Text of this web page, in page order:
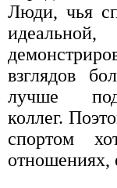
Люди, чья
взглядов
лучше
коллег.
спортом
отношениях,